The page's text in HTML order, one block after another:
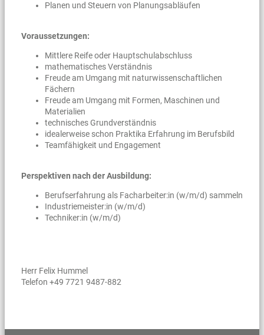
Planen und Steuern von Planungsabläufen
Voraussetzungen:
Mittlere Reife oder Hauptschulabschluss
mathematisches Verständnis
Freude am Umgang mit naturwissenschaftlichen
Fächern
Freude am Umgang mit Formen, Maschinen und
Materialien
technisches Grundverständnis
idealerweise schon Praktika Erfahrung im Berufsbild
Teamfähigkeit und Engagement
Perspektiven nach der Ausbildung:
Berufserfahrung als Facharbeiter:in (w/m/d) sammeln
Industriemeister:in (w/m/d)
Techniker:in (w/m/d)
Herr Felix Hummel
Telefon +49 7721 9487-882